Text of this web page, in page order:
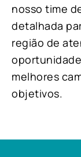
nosso time
detalhada
região de
melhores
objetivos.